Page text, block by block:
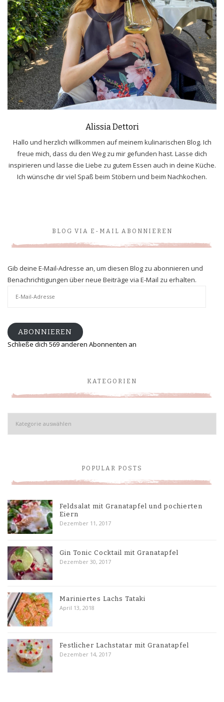
Alissia Dettori
Hallo und herzlich willkommen auf meinem kulinarischen Blog. Ich
freue mich, dass du den Weg zu mir gefunden hast. Lasse dich
inspirieren und lasse die Liebe zu gutem Essen auch in deine Küche.
Ich wünsche dir viel Spaß beim Stöbern und beim Nachkochen.
BLOG VIA E-MAIL ABONNIEREN
Gib deine E-Mail-Adresse an, um diesen Blog zu abonnieren und
Benachrichtigungen über neue Beiträge via E-Mail zu erhalten.
ABONNIEREN
Schließe dich 569 anderen Abonnenten an
KATEGORIEN
Kategorien
POPULAR POSTS
Feldsalat mit Granatapfel und pochierten
Eiern
Dezember 11, 2017
Gin Tonic Cocktail mit Granatapfel
Dezember 30, 2017
Mariniertes Lachs Tataki
April 13, 2018
Festlicher Lachstatar mit Granatapfel
Dezember 14, 2017